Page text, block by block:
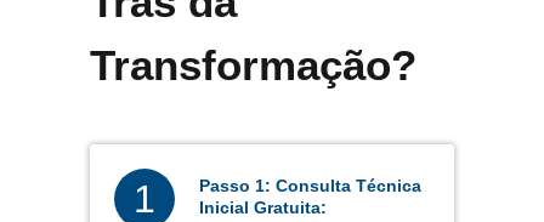
Transformação?
1
Passo 1: Consulta Técnica
Inicial Gratuita: